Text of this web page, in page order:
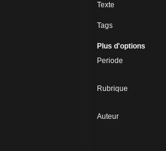
Texte
Tags
Plus d'options
Periode
Rubrique
Auteur